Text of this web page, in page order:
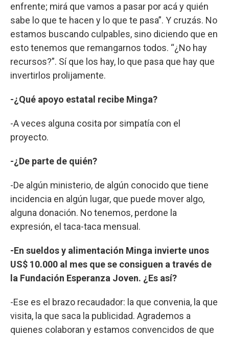
enfrente; mirá que vamos a pasar por acá y quién
sabe lo que te hacen y lo que te pasa”. Y cruzás. No
estamos buscando culpables, sino diciendo que en
esto tenemos que remangarnos todos. “¿No hay
recursos?”. Sí que los hay, lo que pasa que hay que
invertirlos prolijamente.
-¿Qué apoyo estatal recibe Minga?
-A veces alguna cosita por simpatía con el
proyecto.
-¿De parte de quién?
-De algún ministerio, de algún conocido que tiene
incidencia en algún lugar, que puede mover algo,
alguna donación. No tenemos, perdone la
expresión, el taca-taca mensual.
-En sueldos y alimentación Minga invierte unos
US$ 10.000 al mes que se consiguen a través de
la Fundación Esperanza Joven. ¿Es así?
-Ese es el brazo recaudador: la que convenia, la que
visita, la que saca la publicidad. Agrademos a
quienes colaboran y estamos convencidos de que